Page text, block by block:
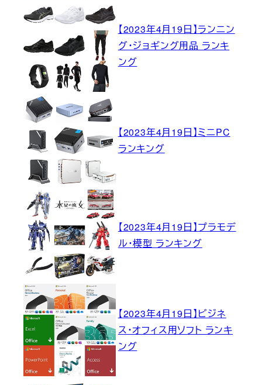
【2023年4月19日】ランニン
グ・ジョギング用品 ランキ
ング
【2023年4月19日】ミニPC
ランキング
【2023年4月19日】プラモデ
ル・模型 ランキング
【2023年4月19日】ビジネ
ス・オフィス用ソフト ランキ
ング